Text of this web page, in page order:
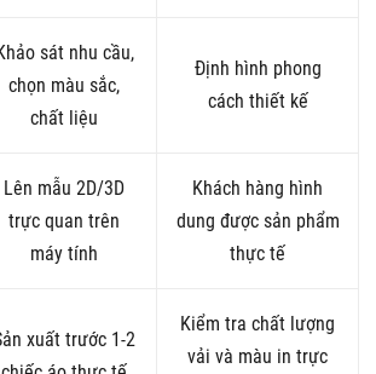
sát nhu cầu,
chọn màu sắc,
chất liệu
Định hình phong
cách thiết kế
Lên mẫu 2D/3D
trực quan trên
máy tính
Khách hàng hình
dung được sản phẩm
thực tế
xuất trước 1-2
Kiểm tra chất lượng
vải và màu in trực